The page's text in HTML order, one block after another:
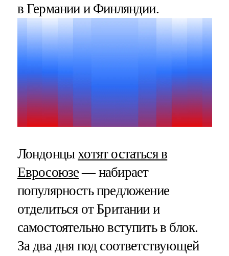
в Германии и Финляндии.
Лондонцыхотят остаться в
Евросоюзе— набирает
популярность предложение
отделиться от Британии и
самостоятельно вступить в блок.
За два дня под соответствующей